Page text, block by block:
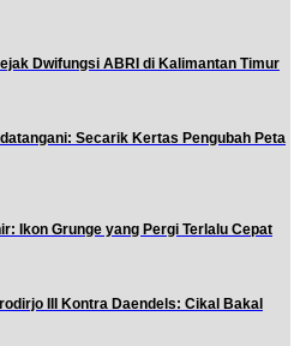
Dwifungsi ABRI di Kalimantan Timur
Secarik Kertas Pengubah Peta
Ikon Grunge yang Pergi Terlalu Cepat
III Kontra Daendels: Cikal Bakal